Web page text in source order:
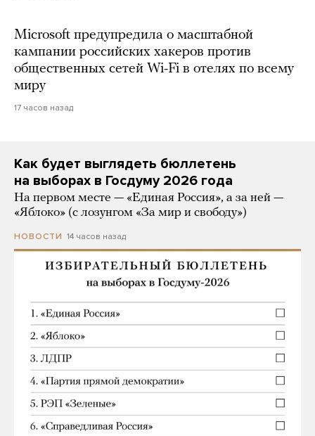
Microsoft предупредила о масштабной
кампании российских хакеров против
общественных сетей Wi-Fi в отелях по всему
миру
17 часов назад
Как будет выглядеть бюллетень
на выборах в Госдуму 2026 года
На первом месте — «Единая Россия», а за ней —
«Яблоко» (с лозунгом «За мир и свободу»)
НОВОСТИ 14 часов назад